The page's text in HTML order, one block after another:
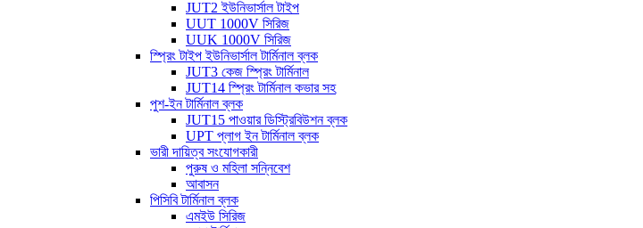
JUT2 ইউনিভার্সাল টাইপ
UUT 1000V সিরিজ
UUK 1000V সিরিজ
স্প্রিং টাইপ ইউনিভার্সাল টার্মিনাল ব্লক
JUT3 কেজ স্প্রিং টার্মিনাল
JUT14 স্প্রিং টার্মিনাল কভার সহ
পুশ-ইন টার্মিনাল ব্লক
JUT15 পাওয়ার ডিস্ট্রিবিউশন ব্লক
UPT প্লাগ ইন টার্মিনাল ব্লক
ভারী দায়িত্ব সংযোগকারী
পুরুষ ও মহিলা সন্নিবেশ
আবাসন
পিসিবি টার্মিনাল ব্লক
এমইউ সিরিজ